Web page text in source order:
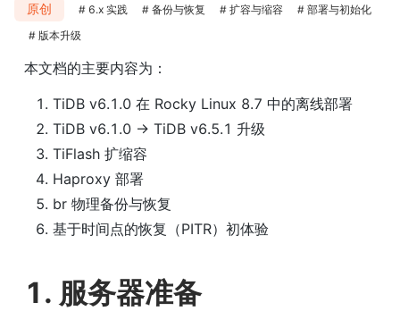
原创 6.x 实践 备份与恢复 扩容与缩容
部署与初始化
版本升级
本文档的主要内容为：
TiDB v6.1.0 在 Rocky Linux 8.7 中的离线部署
TiDB v6.1.0 -> TiDB v6.5.1 升级
TiFlash 扩缩容
Haproxy 部署
br 物理备份与恢复
基于时间点的恢复（PITR）初体验
1. 服务器准备